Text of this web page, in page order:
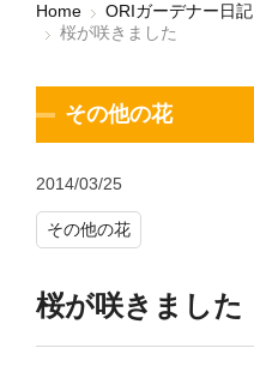
Home ORIガーデナー日記
桜が咲きました
その他の花
2014/03/25
その他の花
桜が咲きました